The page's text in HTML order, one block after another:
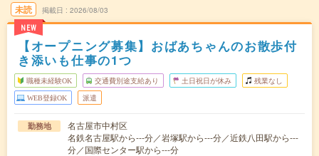
未読
NEW
掲載日 2026/08/03
【オープニング募集】おばあちゃんのお散歩付
き添いも仕事の1つ
職種未経験OK 交通費別途支給あり 土日祝日が休み 残業なし
WEB登録OK 派遣
勤務地
名古屋市中村区
名鉄名古屋駅から---分／岩塚駅から---分／近鉄八田駅から---
分／国際センター駅から---分